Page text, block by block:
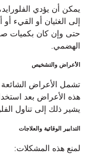
يمكن أن يؤدي
إلى الغثيان أو القيء
حتى وإن كان بكميات
الهضمي.
الأعراض والتشخيص
تشمل الأعراض الشائعة
هذه الأعراض بعد
يشير ذلك إلى تناول
التدابير الوقائية والعلاجات
لمنع هذه المشكلات: